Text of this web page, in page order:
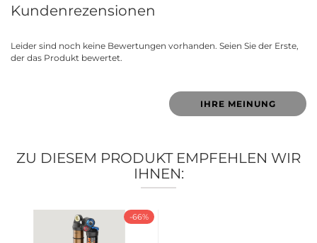
Kundenrezensionen
Leider sind noch keine Bewertungen vorhanden. Seien Sie der Erste,
der das Produkt bewertet.
IHRE MEINUNG
ZU DIESEM PRODUKT EMPFEHLEN WIR
IHNEN:
-66%